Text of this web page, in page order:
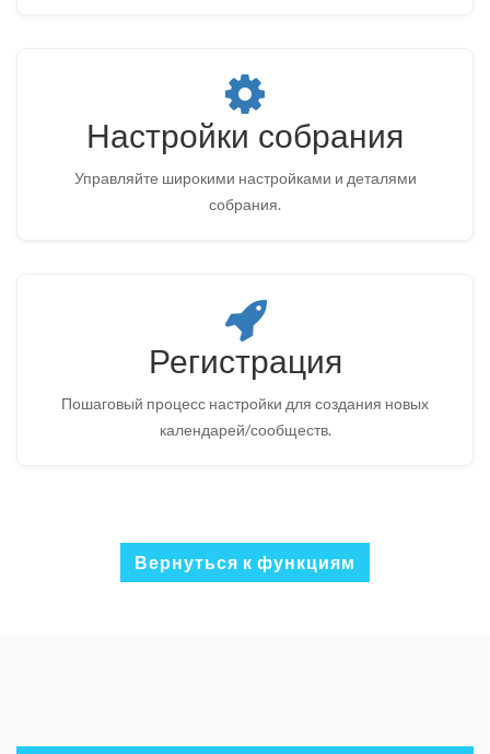
Настройки собрания
Управляйте широкими настройками и деталями
собрания.
Регистрация
Пошаговый процесс настройки для создания новых
календарей/сообществ.
Вернуться к функциям